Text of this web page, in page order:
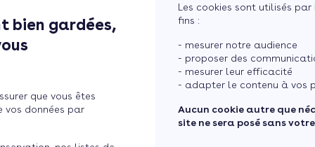
bien gardées,
que vous êtes
vos données par
Les cookies sont utilisés
fins :
- mesurer notre audience
- proposer des
- mesurer leur efficacité
- adapter le contenu à vos
Aucun cookie autre que
site ne sera posé sans
Fenêtres
de la rénovation
règlementations, tendances marché, idées reçues, conseils pour la
l'information !